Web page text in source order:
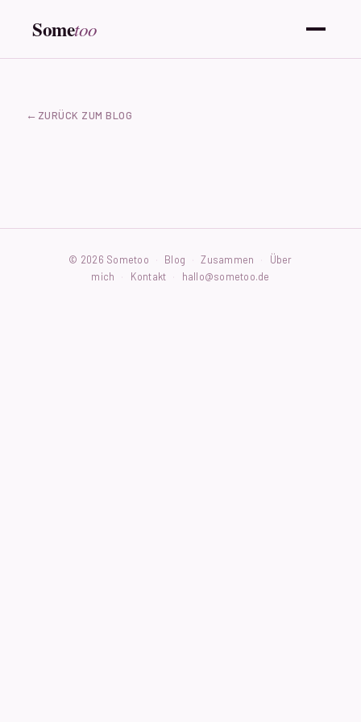
Sometoo
ZURÜCK ZUM BLOG
© 2026 Sometoo · Blog · Zusammen ·
Über
mich
· Kontakt · hallo@sometoo.de